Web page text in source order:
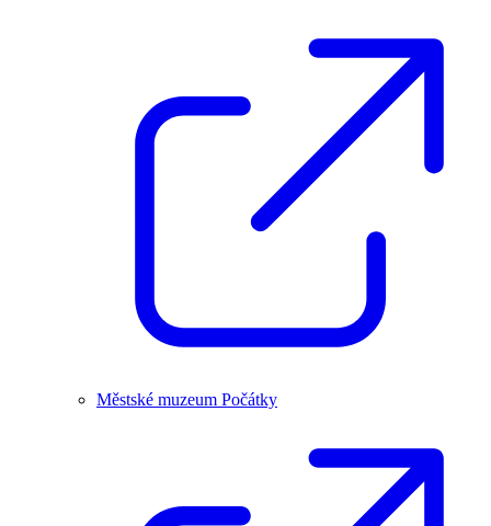
Městské muzeum Počátky